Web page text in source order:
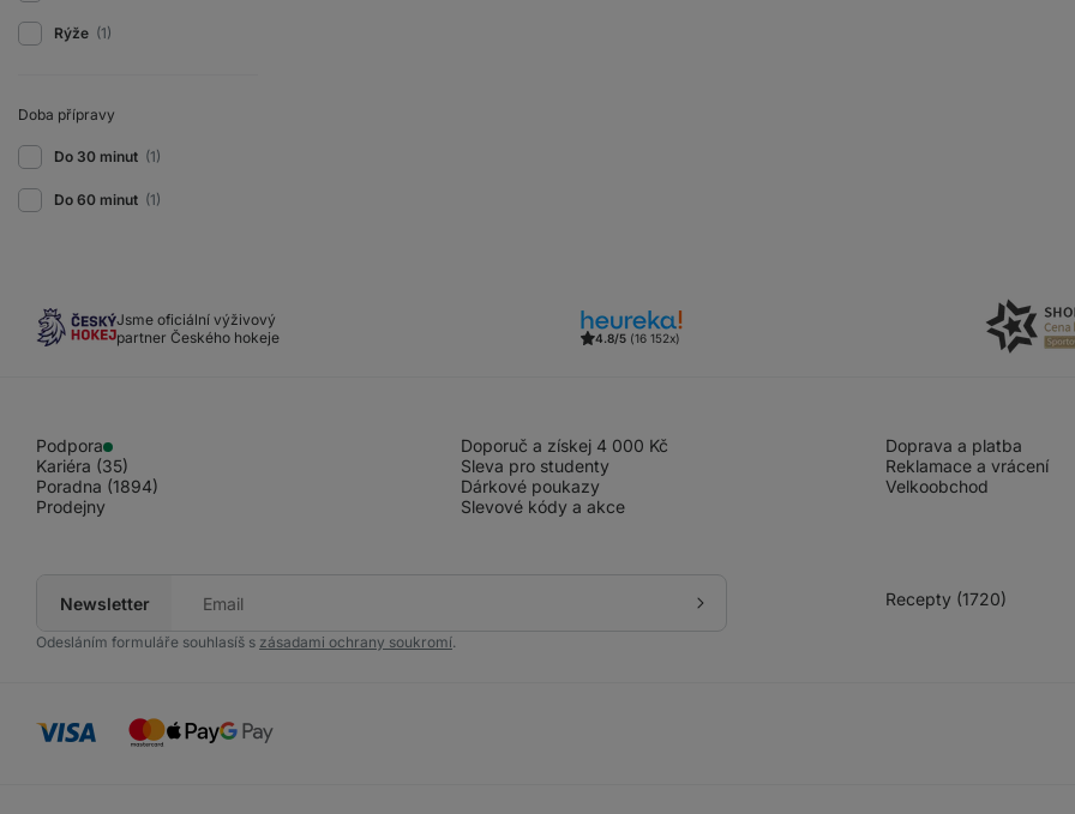
Rýže (1)
Doba přípravy
Do 30 minut (1)
Do 60 minut (1)
Jsme oficiální výživový
partner Českého hokeje
4.8/5 (16 152x)
Podpora
Kariéra (35)
Poradna (1894)
Prodejny
Doporuč a získej 4 000 Kč
Sleva pro studenty
Dárkové poukazy
Slevové kódy a akce
Doprava a platba
Reklamace a vrácení
Velkoobchod
Newsletter
mail
Přihlásit
Odesláním formuláře souhlasíš s zásadami ochrany soukromí.
Recepty (1720)